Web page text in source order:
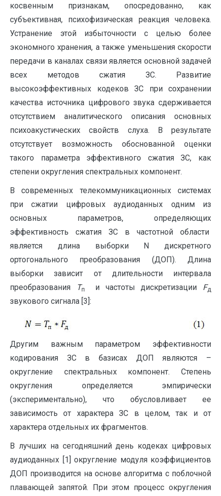
косвенным признакам, опосредованно, как
субъективная, психофизическая реакция человека.
Устранение этой избыточности с целью более
экономного хранения, а также уменьшения скорости
передачи в каналах связи является основной задачей
всех методов сжатия ЗС. Развитие
высокоэффективных кодеков ЗС при сохранении
качества источника цифрового звука сдерживается
отсутствием аналитического описания основных
психоакустических свойств слуха. В результате
отсутствует возможность обоснованной оценки
такого параметра эффективного сжатия ЗС, как
степени округления спектральных компонент.
В современных телекоммуникационных системах
при сжатии цифровых аудиоданных одним из
основных параметров, определяющих
эффективность сжатия ЗС в частотной области
является длина выборки N дискретного
ортогонального преобразования (ДОП). Длина
выборки зависит от длительности интервала
преобразования
Тп и частоты дискретизации Fд
звукового сигнала [3]:
Другим важным параметром эффективности
кодирования ЗС в базисах ДОП являются –
округление спектральных компонент. Степень
округления определяется эмпирически
(экспериментально), что обусловливает ее
зависимость от характера ЗС в целом, так и от
характера отдельных их фрагментов.
В лучших на сегодняшний день кодеках цифровых
аудиоданных [1] округление модуля коэффициентов
ДОП производится на основе алгоритма с поблочной
плавающей запятой. При этом процесс округления